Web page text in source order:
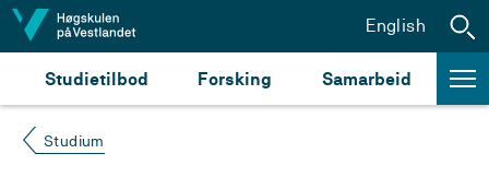
Hopp til innhald
Studietilbod Forsking Samarbeid
English
Studium